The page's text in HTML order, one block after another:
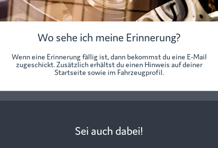
Wo sehe ich meine Erinnerung?
Wenn eine Erinnerung fällig ist, dann bekommst du eine E-Mail
zugeschickt. Zusätzlich erhältst du einen Hinweis auf deiner
Startseite sowie im Fahrzeugprofil.
Sei auch dabei!